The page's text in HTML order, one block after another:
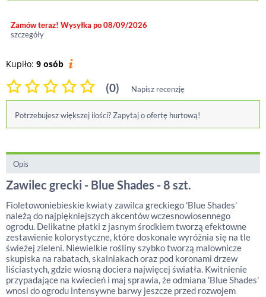
Zamów teraz! Wysyłka po 08/09/2026
szczegóły
Kupiło: 9 osób
(0) Napisz recenzję
Potrzebujesz większej ilości? Zapytaj o ofertę hurtową!
Opis
Zawilec grecki - Blue Shades - 8 szt.
Fioletowoniebieskie kwiaty zawilca greckiego 'Blue Shades'
należą do najpiękniejszych akcentów wczesnowiosennego
ogrodu. Delikatne płatki z jasnym środkiem tworzą efektowne
zestawienie kolorystyczne, które doskonale wyróżnia się na tle
świeżej zieleni. Niewielkie rośliny szybko tworzą malownicze
skupiska na rabatach, skalniakach oraz pod koronami drzew
liściastych, gdzie wiosną dociera najwięcej światła. Kwitnienie
przypadające na kwiecień i maj sprawia, że odmiana 'Blue Shades'
wnosi do ogrodu intensywne barwy jeszcze przed rozwojem